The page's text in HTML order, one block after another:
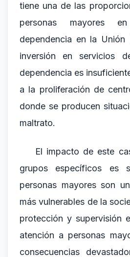
tiene una de las
personas mayores
dependencia en la Unión
inversión en servicios
dependencia es
a la proliferación de
donde se producen
maltrato.
El impacto de este
grupos específicos es
personas mayores son
más vulnerables de la
protección y supervisión
atención a personas
consecuencias